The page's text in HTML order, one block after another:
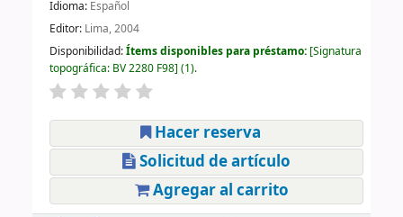
Idioma: Español
Editor: Lima, 2004
Disponibilidad:Ítems disponibles para préstamo: Signatura
topográfica: BV 2280 F98 (1).
Hacer reserva
Solicitud de artículo
Agregar al carrito